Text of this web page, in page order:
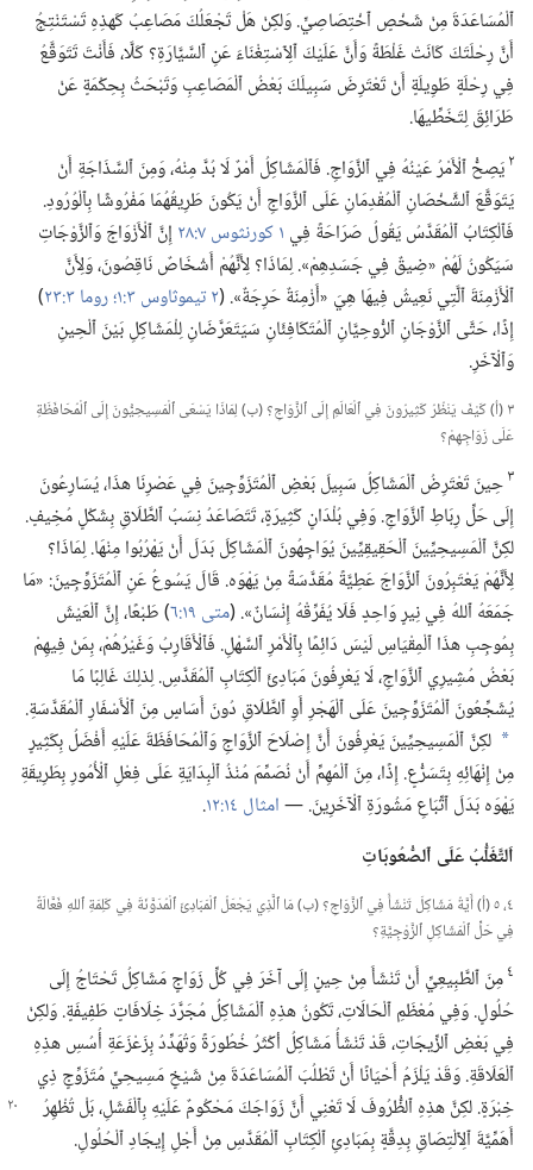
ٱلْمُسَاعَدَةَ مِنْ شَخْصٍ ٱخْتِصَاصِيٍّ.‏ وَلكِنْ هَلْ تَجْعَلُكَ مَصَاعِبُ كَهذِهِ تَسْتَنْتِجُ
أَنَّ رِحْلَتَكَ كَانَتْ غَلْطَةً وَأَنَّ عَلَيْكَ ٱلِٱسْتِغْنَاءَ عَنِ ٱلسَّيَّارَةِ؟‏ كَلَّا،‏ فَأَنْتَ تَتَوَقَّعُ
فِي رِحْلَةٍ طَوِيلَةٍ أَنْ تَعْتَرِضَ سَبِيلَكَ بَعْضُ ٱلْمَصَاعِبِ وَتَبْحَثُ بِحِكْمَةٍ عَنْ
طَرَائِقَ لِتَخَطِّيهَا.‏
٢يَصِحُّ ٱلْأَمْرُ عَيْنُهُ فِي ٱلزَّوَاجِ.‏ فَٱلْمَشَاكِلُ أَمْرٌ لَا بُدَّ مِنْهُ،‏ وَمِنَ ٱلسَّذَاجَةِ أَنْ
يَتَوَقَّعَ ٱلشَّخْصَانِ ٱلْمُقْدِمَانِ عَلَى ٱلزَّوَاجِ أَنْ يَكُونَ طَرِيقُهُمَا مَفْرُوشًا بِٱلْوُرُودِ.‏
فَٱلْكِتَابُ ٱلْمُقَدَّسُ يَقُولُ صَرَاحَةً فِي ١ كورنثوس ٧:‏٢٨
إِنَّ ٱلْأَزْوَاجَ وَٱلزَّوْجَاتِ
سَيَكُونُ لَهُمْ «ضِيقٌ فِي جَسَدِهِمْ».‏ لِمَاذَا؟‏ لِأَنَّهُمْ أَشْخَاصٌ نَاقِصُونَ،‏ وَلِأَنَّ
ٱلْأَزْمِنَةَ ٱلَّتِي نَعِيشُ فِيهَا هِيَ «أَزْمِنَةٌ حَرِجَةٌ».‏ (‏٢ تيموثاوس ٣:‏١؛‏ روما ٣:‏٢٣
‏)‏
إِذًا،‏ حَتَّى ٱلزَّوْجَانِ ٱلرُّوحِيَّانِ ٱلْمُتَكَافِئَانِ سَيَتَعَرَّضَانِ لِلْمَشَاكِلِ بَيْنَ ٱلْحِينِ
وَٱلْآخَرِ.‏
٣ (‏أ)‏ كَيْفَ يَنْظُرُ كَثِيرُونَ فِي ٱلْعَالَمِ إِلَى ٱلزَّوَاجِ؟‏ (‏ب)‏ لِمَاذَا يَسْعَى ٱلْمَسِيحِيُّونَ إِلَى ٱلْمُحَافَظَةِ
عَلَى زَوَاجِهِمْ؟‏
٣حِينَ تَعْتَرِضُ ٱلْمَشَاكِلُ سَبِيلَ بَعْضِ ٱلْمُتَزَوِّجِينَ فِي عَصْرِنَا هذَا،‏ يُسَارِعُونَ
إِلَى حَلِّ رِبَاطِ ٱلزَّوَاجِ.‏ وَفِي بُلْدَانٍ كَثِيرَةٍ،‏ تَتَصَاعَدُ نِسَبُ ٱلطَّلَاقِ بِشَكْلٍ مُخِيفٍ.‏
لكِنَّ ٱلْمَسِيحِيِّينَ ٱلْحَقِيقِيِّينَ يُوَاجِهُونَ ٱلْمَشَاكِلَ بَدَلَ أَنْ يَهْرُبُوا مِنْهَا.‏ لِمَاذَا؟‏
لِأَنَّهُمْ يَعْتَبِرُونَ ٱلزَّوَاجَ عَطِيَّةً مُقَدَّسَةً مِنْ يَهْوَه.‏ قَالَ يَسُوعُ عَنِ ٱلْمُتَزَوِّجِينَ:‏ «مَا
جَمَعَهُ ٱللهُ فِي نِيرٍ وَاحِدٍ فَلَا يُفَرِّقْهُ إِنْسَانٌ».‏ (‏متى ١٩:‏٦
‏)‏ طَبْعًا،‏ إِنَّ ٱلْعَيْشَ
بِمُوجِبِ هذَا ٱلْمِقْيَاسِ لَيْسَ دَائِمًا بِٱلْأَمْرِ ٱلسَّهْلِ.‏ فَٱلْأَقَارِبُ وَغَيْرُهُمْ،‏ بِمَنْ فِيهِمْ
بَعْضُ مُشِيرِي ٱلزَّوَاجِ،‏ لَا يَعْرِفُونَ مَبَادِئَ ٱلْكِتَابِ ٱلْمُقَدَّسِ.‏ لِذلِكَ غَالِبًا مَا
يُشَجِّعُونَ ٱلْمُتَزَوِّجِينَ عَلَى ٱلْهَجْرِ أَوِ ٱلطَّلَاقِ دُونَ أَسَاسٍ مِنَ ٱلْأَسْفَارِ ٱلْمُقَدَّسَةِ.‏
* لكِنَّ ٱلْمَسِيحِيِّينَ يَعْرِفُونَ أَنَّ إِصْلَاحَ ٱلزَّوَاجِ وَٱلْمُحَافَظَةَ عَلَيْهِ أَفْضَلُ بِكَثِيرٍ
مِنْ إِنْهَائِهِ بِتَسَرُّعٍ.‏ إِذًا،‏ مِنَ ٱلْمُهِمِّ أَنْ نُصَمِّمَ مُنْذُ ٱلْبِدَايَةِ عَلَى فِعْلِ ٱلْأُمُورِ بِطَرِيقَةِ
يَهْوَه بَدَلَ ٱتِّبَاعِ مَشُورَةِ ٱلْآخَرِينَ.‏ —‏امثال ١٤:‏١٢
‏.‏
اَلتَّغَلُّبُ عَلَى ٱلصُّعُوبَاتِ
٤،‏ ٥ (‏أ)‏ أَيَّةُ مَشَاكِلَ تَنْشَأُ فِي ٱلزَّوَاجِ؟‏ (‏ب)‏ مَا ٱلَّذِي يَجْعَلُ ٱلْمَبَادِئَ ٱلْمُدَوَّنَةَ فِي كَلِمَةِ ٱللهِ فَعَّالَةً
فِي حَلِّ ٱلْمَشَاكِلِ ٱلزَّوْجِيَّةِ؟‏
٤مِنَ ٱلطَّبِيعِيِّ أَنْ تَنْشَأَ مِنْ حِينٍ إِلَى آخَرَ فِي كُلِّ زَوَاجٍ مَشَاكِلُ تَحْتَاجُ إِلَى
حُلُولٍ.‏ وَفِي مُعْظَمِ ٱلْحَالَاتِ،‏ تَكُونُ هذِهِ ٱلْمَشَاكِلُ مُجَرَّدَ خِلَافَاتٍ طَفِيفَةٍ.‏ وَلكِنْ
فِي بَعْضِ ٱلزِّيجَاتِ،‏ قَدْ تَنْشَأُ مَشَاكِلُ أكْثَرُ خُطُورَةً وَتُهَدِّدُ بِزَعْزَعَةِ أُسُسِ هذِهِ
ٱلْعَلَاقَةِ.‏ وَقَدْ يَلْزَمُ أَحْيَانًا أَنْ تَطْلُبَ ٱلْمُسَاعَدَةَ مِنْ شَيْخٍ مَسِيحِيٍّ مُتَزَوِّجٍ ذِي
خِبْرَةٍ.‏ لكِنَّ هذِهِ ٱلظُّرُوفَ لَا تَعْنِي أَنَّزَوَاجَكَ مَحْكُومٌ عَلَيْهِ بِٱلْفَشَلِ،‏ بَلْ تُظْهِرُ
أَهَمِّيَّةَ ٱلِٱلْتِصَاقِ بِدِقَّةٍ بِمَبَادِئِ ٱلْكِتَابِ ٱلْمُقَدَّسِ مِنْ أَجْلِ إِيجَادِ ٱلْحُلُولِ.‏